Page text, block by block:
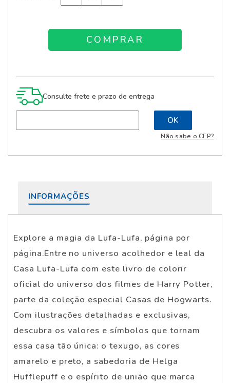
Consulte frete e prazo de entrega
Não sabe o CEP?
INFORMAÇÕES
Explore a magia da Lufa-Lufa, página por
página.Entre no universo acolhedor e leal da
Casa Lufa-Lufa com este livro de colorir
oficial do universo dos filmes de Harry Potter,
parte da coleção especial Casas de Hogwarts.
Com ilustrações detalhadas e exclusivas,
descubra os valores e símbolos que tornam
essa casa tão única: o texugo, as cores
amarelo e preto, a sabedoria de Helga
Hufflepuff e o espírito de união que marca